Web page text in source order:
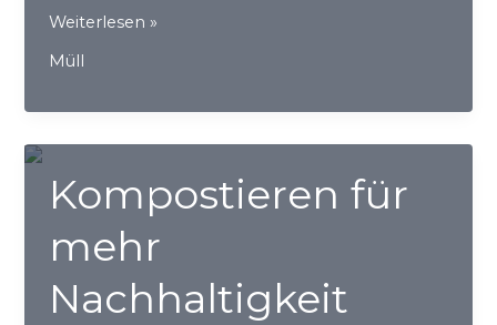
Weniger
Weiterlesen »
Müll
Kompostieren für
mehr
Nachhaltigkeit